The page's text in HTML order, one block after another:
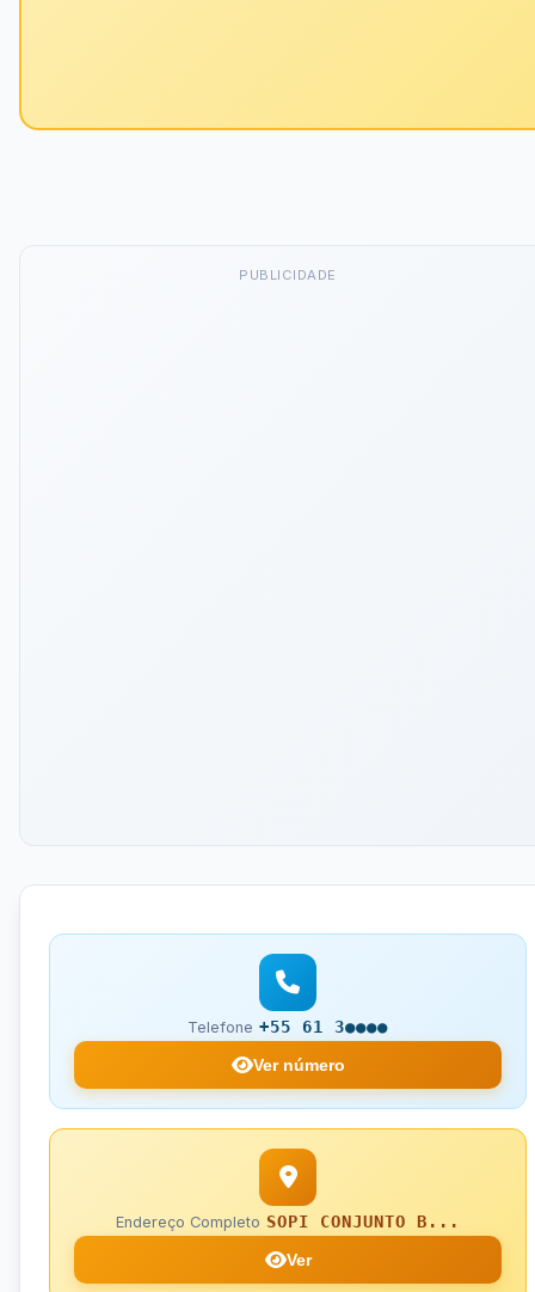
PUBLICIDADE
Telefone +55 61 3●●●●
Ver número
Endereço Completo SOPI CONJUNTO B...
Ver